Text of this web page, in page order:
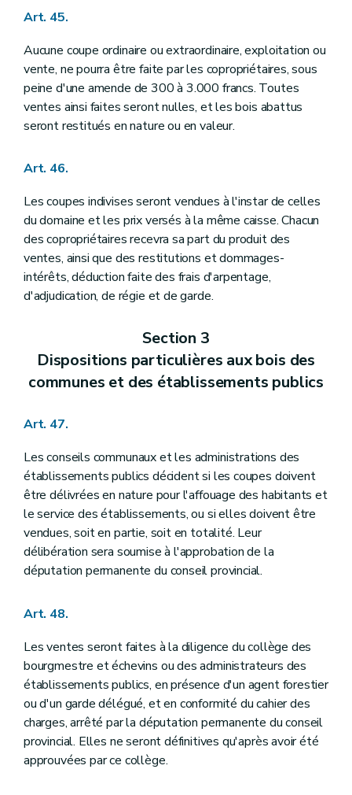
Art. 45.
Aucune coupe ordinaire ou extraordinaire, exploitation ou
vente, ne pourra être faite par les copropriétaires, sous
peine d'une amende de 300 à 3.000 francs. Toutes
ventes ainsi faites seront nulles, et les bois abattus
seront restitués en nature ou en valeur.
Art. 46.
Les coupes indivises seront vendues à l'instar de celles
du domaine et les prix versés à la même caisse. Chacun
des copropriétaires recevra sa part du produit des
ventes, ainsi que des restitutions et dommages-
intérêts, déduction faite des frais d'arpentage,
d'adjudication, de régie et de garde.
Section 3
Dispositions particulières aux bois des
communes et des établissements publics
Art. 47.
Les conseils communaux et les administrations des
établissements publics décident si les coupes doivent
être délivrées en nature pour l'affouage des habitants et
le service des établissements, ou si elles doivent être
vendues, soit en partie, soit en totalité. Leur
délibération sera soumise à l'approbation de la
députation permanente du conseil provincial.
Art. 48.
Les ventes seront faites à la diligence du collège des
bourgmestre et échevins ou des administrateurs des
établissements publics, en présence d'un agent forestier
ou d'un garde délégué, et en conformité du cahier des
charges, arrêté par la députation permanente du conseil
provincial. Elles ne seront définitives qu'après avoir été
approuvées par ce collège.